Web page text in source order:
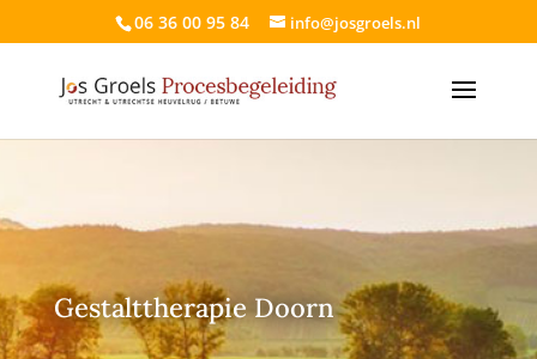
06 36 00 95 84 info@josgroels.nl
Gestalttherapie Doorn